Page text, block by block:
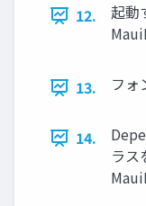
12.
起動
13. フォ
14.
ラス